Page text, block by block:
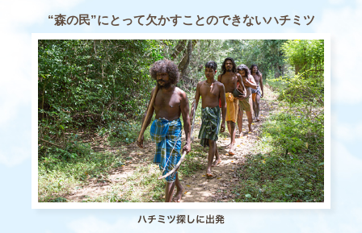
“森の民”にとって欠かすことのできないハチミツ